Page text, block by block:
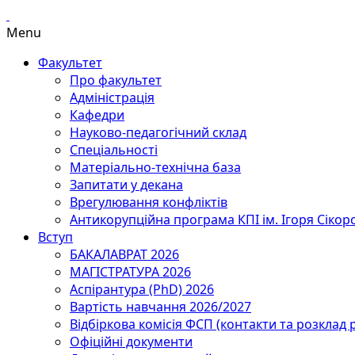
Menu
Факультет
Про факультет
Адміністрація
Кафедри
Науково-педагогічний склад
Спеціальності
Матеріально-технічна база
Запитати у декана
Врегулювання конфліктів
Антикорупційна програма КПІ ім. Ігоря
Вступ
БАКАЛАВРАТ 2026
МАГІСТРАТУРА 2026
Аспірантура (PhD) 2026
Вартість навчання 2026/2027
Відбіркова комісія ФСП (контакти та розклад
Офіційні документи